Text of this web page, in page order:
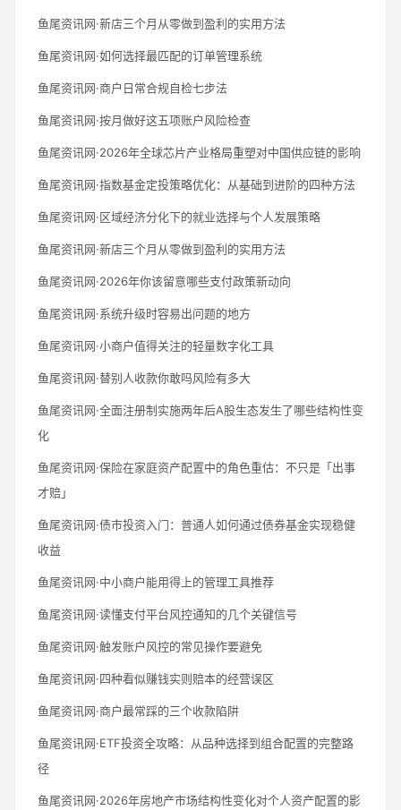
鱼尾资讯网·新店三个月从零做到盈利的实用方法
鱼尾资讯网·如何选择最匹配的订单管理系统
鱼尾资讯网·商户日常合规自检七步法
鱼尾资讯网·按月做好这五项账户风险检查
鱼尾资讯网·2026年全球芯片产业格局重塑对中国供应链的影响
鱼尾资讯网·指数基金定投策略优化：从基础到进阶的四种方法
鱼尾资讯网·区域经济分化下的就业选择与个人发展策略
鱼尾资讯网·新店三个月从零做到盈利的实用方法
鱼尾资讯网·2026年你该留意哪些支付政策新动向
鱼尾资讯网·系统升级时容易出问题的地方
鱼尾资讯网·小商户值得关注的轻量数字化工具
鱼尾资讯网·替别人收款你敢吗风险有多大
鱼尾资讯网·全面注册制实施两年后A股生态发生了哪些结构性变
化
鱼尾资讯网·保险在家庭资产配置中的角色重估：不只是「出事
才赔」
鱼尾资讯网·债市投资入门：普通人如何通过债券基金实现稳健
收益
鱼尾资讯网·中小商户能用得上的管理工具推荐
鱼尾资讯网·读懂支付平台风控通知的几个关键信号
鱼尾资讯网·触发账户风控的常见操作要避免
鱼尾资讯网·四种看似赚钱实则赔本的经营误区
鱼尾资讯网·商户最常踩的三个收款陷阱
鱼尾资讯网·ETF投资全攻略：从品种选择到组合配置的完整路
径
鱼尾资讯网·2026年房地产市场结构性变化对个人资产配置的影